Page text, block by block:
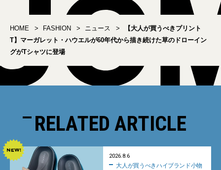
HOME FASHION ニュース
【大人が買うべきプリント
T】マーガレット・ハウエルが60年代から描き続けた草のドローイン
グがTシャツに登場
RELATED ARTICLE
2026.8.6
大人が買うべきハイブランド小物